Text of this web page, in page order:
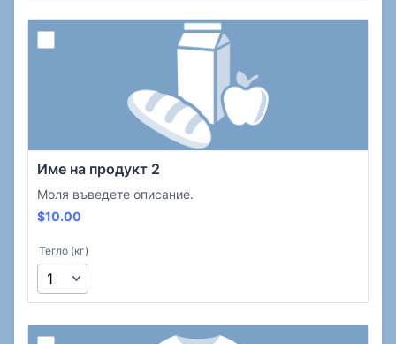
Име на продукт 2
Моля въведете описание.
$10.00
$10.00
Тегло (кг)